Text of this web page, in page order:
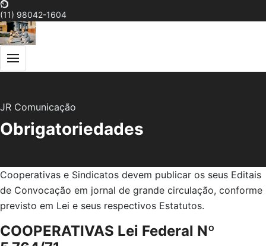
(11) 98042-1604
JR Comunicação
Obrigatoriedades
Cooperativas e Sindicatos devem publicar os seus Editais
de Convocação em jornal de grande circulação, conforme
previsto em Lei e seus respectivos Estatutos.
COOPERATIVAS Lei Federal Nº